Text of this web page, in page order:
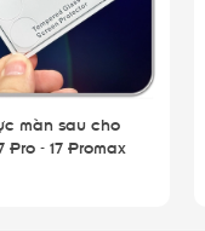
màn sau cho
Pro - 17 Promax